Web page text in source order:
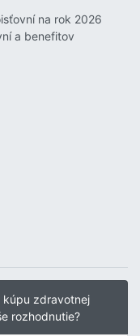
na rok 2026
a benefitov
kúpu zdravotnej
rozhodnutie?